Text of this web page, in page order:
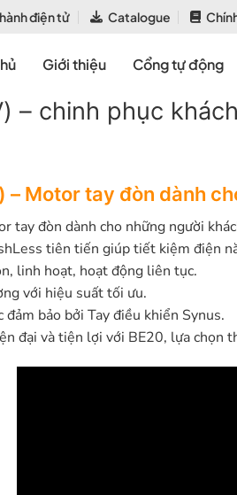
điện tử Catalogue
Giới thiệu Cổng tự động
– chinh phục
– Motor tay đòn dành
tay đòn dành cho những người
tiên tiến giúp tiết kiệm điện
linh hoạt, hoạt động liên tục.
với hiệu suất tối ưu.
đảm bảo bởi Tay điều khiển Synus.
đại và tiện lợi với BE20, lựa